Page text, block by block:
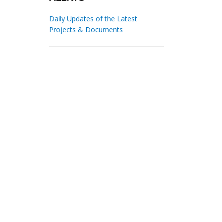
Daily Updates of the Latest
Projects & Documents